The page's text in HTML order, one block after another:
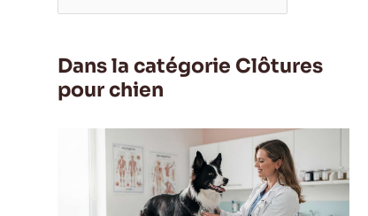
Dans la catégorie Clôtures
pour chien